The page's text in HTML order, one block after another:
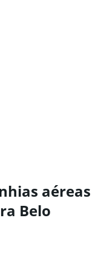
aéreas
Belo